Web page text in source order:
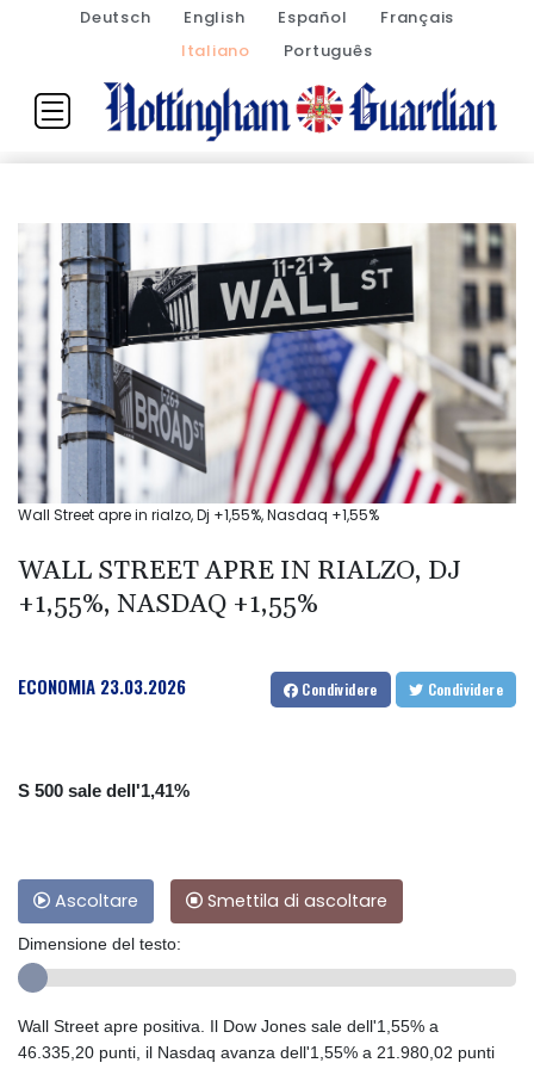
Deutsch English Español
Français
Italiano
Português
Wall Street apre in rialzo, Dj +1,55%, Nasdaq +1,55%
WALL STREET APRE IN RIALZO, DJ
+1,55%, NASDAQ +1,55%
ECONOMIA 23.03.2026 Condividere Condividere
S 500 sale dell'1,41%
Ascoltare Smettila di ascoltare
Dimensione del testo:
Wall Street apre positiva. Il Dow Jones sale dell'1,55% a
46.335,20 punti, il Nasdaq avanza dell'1,55% a 21.980,02 punti